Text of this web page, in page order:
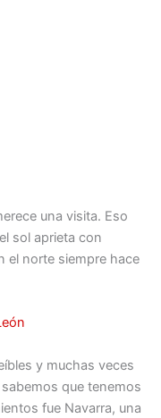
una visita. Eso
sol aprieta con
el norte siempre hace
y muchas veces
que tenemos
fue Navarra, una